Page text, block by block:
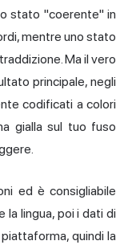
stato "coerente" in
mentre uno stato
Ma il vero
principale, negli
codificati a colori
gialla sul tuo fuso
ed è consigliabile
la lingua, poi i dati di
quindi la